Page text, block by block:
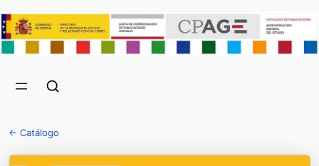
← Catálogo